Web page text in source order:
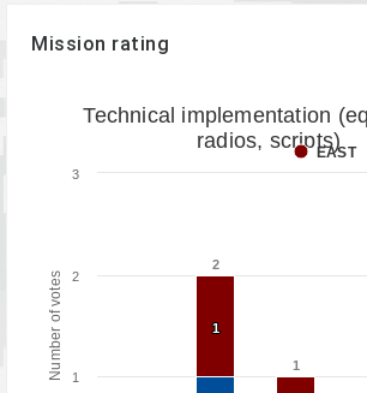
Mission rating
Number of votes
Technical implementation
radios, scripts)
2
2
1
1
1
1
EAST
1
2
3